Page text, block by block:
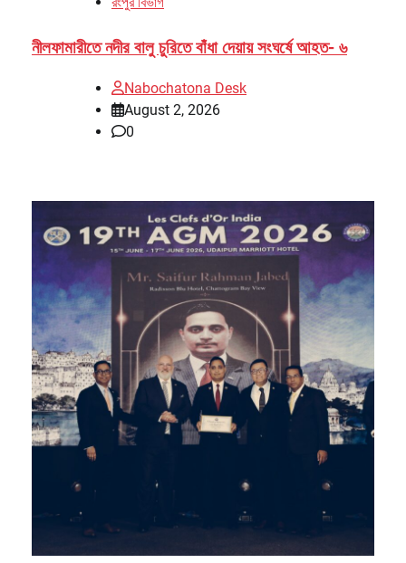
নীলফামারীতে নদীর বালু চুরিতে বাঁধা দেয়ায় সংঘর্ষে আহত- ৬
Nabochatona Desk
August 2, 2026
0